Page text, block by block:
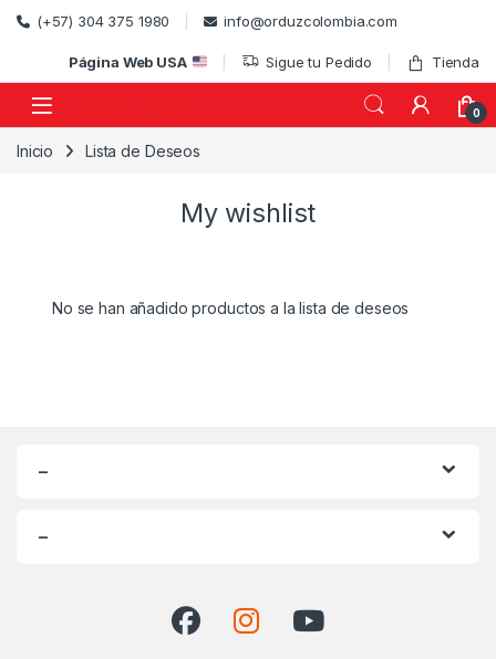
Skip to navigation
Skip to content
(+57) 304 375 1980 info@orduzcolombia.com
Página Web USA Sigue tu Pedido Tienda
0
Inicio Lista de Deseos
My wishlist
No se han añadido productos a la lista de deseos
–
–